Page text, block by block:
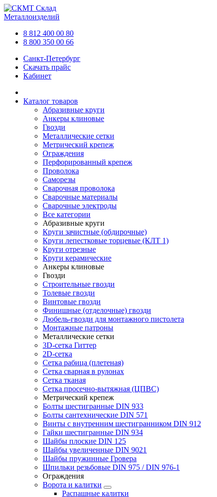
Склад
Металлоизделий
8 812 400 00 80
8 800 350 00 66
Санкт-Петербург
Скачать прайс
Кабинет
Каталог товаров
Абразивные круги
Анкеры клиновые
Гвозди
Металлические сетки
Метрический крепеж
Ограждения
Перфорированный крепеж
Проволока
Саморезы
Сварочная проволока
Сварочные материалы
Сварочные электроды
Все категории
Абразивные круги
Круги зачистные (обдирочные)
Круги лепестковые торцевые (КЛТ 1)
Круги отрезные
Круги керамические
Анкеры клиновые
Гвозди
Строительные гвозди
Толевые гвозди
Винтовые гвозди
Финишные (отделочные) гвозди
Дюбель-гвозди для монтажного пистолета
Монтажные патроны
Металлические сетки
3D-сетка Гиттер
2D-сетка
Сетка рабица (плетеная)
Сетка сварная в рулонах
Сетка тканая
Сетка просечно-вытяжная (ЦПВС)
Метрический крепеж
Болты шестигранные DIN 933
Болты сантехнические DIN 571
Винты с внутренним шестигранником DIN 912
Гайки шестигранные DIN 934
Шайбы плоские DIN 125
Шайбы увеличенные DIN 9021
Шайбы пружинные Гровера
Шпильки резьбовые DIN 975 / DIN 976-1
Ограждения
Ворота и калитки
Распашные калитки